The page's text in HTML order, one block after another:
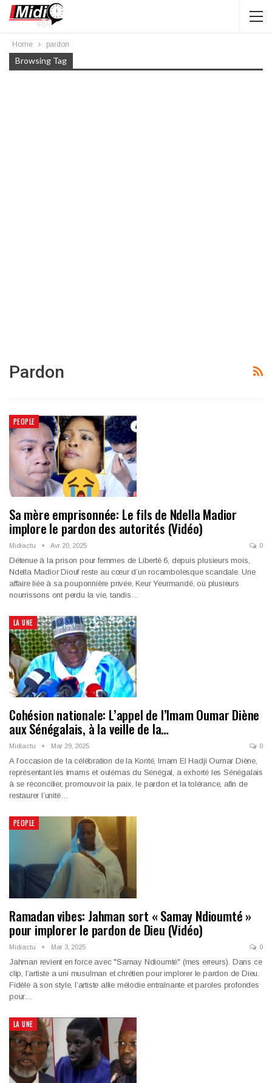
Home pardon
Browsing Tag
Pardon
PEOPLE
Sa mère emprisonnée: Le fils de Ndella Madior
implore le pardon des autorités (Vidéo)
Midiactu Avr 20, 2025 0
Détenue à la prison pour femmes de Liberté 6, depuis plusieurs mois,
Ndella Madior Diouf reste au cœur d’un rocambolesque scandale. Une
affaire liée à sa pouponnière privée, Keur Yeurmandé, où plusieurs
nourrissons ont perdu la vie, tandis…
LA UNE
Cohésion nationale: L’appel de l’Imam Oumar Diène
aux Sénégalais, à la veille de la…
Midiactu Mar 29, 2025 0
A l’occasion de la célébration de la Korité, Imam El Hadji Oumar Diène,
représentant les imams et oulémas du Sénégal, a exhorté les Sénégalais
à se réconcilier, promouvoir la paix, le pardon et la tolérance, afin de
restaurer l’unité…
PEOPLE
Ramadan vibes: Jahman sort « Samay Ndioumté »
pour implorer le pardon de Dieu (Vidéo)
Midiactu Mar 3, 2025 0
Jahman revient en force avec "Samay Ndioumté" (mes erreurs). Dans ce
clip, l’artiste a uni musulman et chrétien pour implorer le pardon de Dieu.
Fidèle à son style, l’artiste allie mélodie entraînante et paroles profondes
pour…
LA UNE